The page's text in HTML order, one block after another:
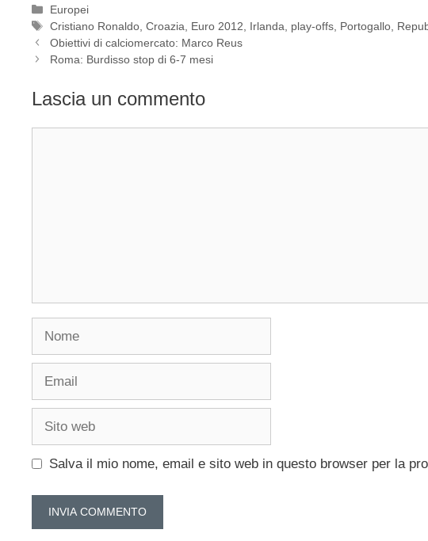
Categorie
Europei
Tag
Cristiano Ronaldo ,Croazia Euro 2012 Irlanda play-offs Portogallo
Obiettivi di calciomercato: Marco Reus
Roma: Burdisso stop di 6-7 mesi
Lascia un commento
Nome
Email
Sito
Salva il mio nome, email e sito web in questo browser per la